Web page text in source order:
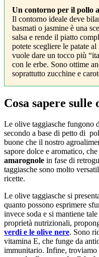
Un contorno per il pollo
Il contorno ideale deve
basmati o jasmine è una
salsa e rende il piatto
potete scegliere le patate
vuole dare un tocco più
con le erbe. Sono ottime
soprattutto zucchine e
Cosa sapere sulle
Le olive taggiasche fungono
secondo a base di petto di
buone che il nostro
sapore dolce e aromatico,
amarognole in fase di
taggiasche sono molto
ricette.
Le olive taggiasche si
quanto possono esprimere
invece soda e si mantiene
proprietà nutrizionali,
verdi e le olive nere. Sono
vitamina E, che funge da
immunitario. Infine,